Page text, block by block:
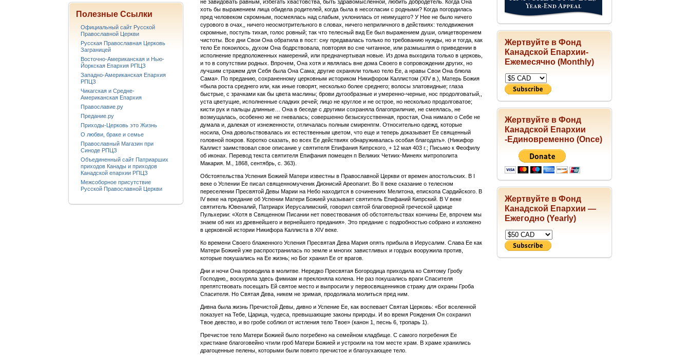
Жертвуйте в Фонд
Канадской Епархии-
Ежемесячно (Monthly)
Жертвуйте в Фонд
Канадской Епархии
-Единовременно (Once)
Жертвуйте в Фонд
Канадской Епархии —
Ежегодно (Yearly)
не завидовать равным, избегать хвастовства, быть здравомысленной, любить добродетель. Когда Она
хоть бы выражением лица обидела родителей, когда была в несогласии с родными? Когда погордилась
пред человеком скромным, посмеялась над слабым, уклонилась от неимущего? У Нее не было ничего
сурового в очах,, ничего неосмотрительного в словах, ничего неприличного в действиях: телодвижения
скромные, поступь тихая, голос ровный; так что телесный вид Ее был выражением души, олицетворением
чистоты. Все дни Свои Она обратила в пост: сну предавалась только по требованию нужды, но и тогда, как
тело Ее покоилось, духом Она бодрствовала, повторяя во сне читанное, или размышляя о приведении в
исполнение предположенных намерений, или предначертывая новые. Из дома выходила только в церковь,
и то в сопутствии родных. Впрочем, Она хотя и являлась вне дома Своего в сопровождении других, но
лучшим стражем для Себя была Она Сама; другие охраняли только тело Ее, а нравы Свои Она блюла
Сама». По преданию, сохраненному церковным историком Никифором Каллистом (XIV в.), Матерь Божия
«была роста среднего или, как иные говорят, несколько более среднего; волосы златовидные; глаза
быстрые, с зрачками как бы цвета маслины; брови дугообразные и умеренно-черные, нос продолговатый,,
уста цветущие, исполненные сладких речей; лицо не круглое и не острое, но несколько продолговатое;
кисти рук и пальцы длинные… Она в беседе с другими сохраняла благоприличие, не смеялась, не
возмущалась, особенно же не гневалась; совершенно безыскусственная, простая, Она нимало о Себе не
думала и, далекая от изнеженности, отличалась полным смиренпгм. Относительно одежд, которые
носила, Она довольствовалась их естественным цветом, что еще и теперь доказывает Ее священный
головной покров. Коротко сказать, во всех Ее действиях обнаруживалась особая благодать». (Никифор
Каллист заимствовал свое описание у святителя Епифания Кипрского, + 12 мая 403 г.; Письмо к Феофилу
об иконах. Перевод текста святителя Епифания помещен п Великих Четиих-Минеях митрополита
Макария. М., 1868, сентябрь, с. 363).
Обстоятельства Успения Божией Матери известны в Православной Церкви от времен апостольских. В I
веке о Успении Ее писал священномученик Дионисий Ареопагит. Во II веке сказание о телесном
переселении Пресвятой Девы Марии на Небо находится в сочинениях Мелитона, епископа Сардийского. В
IV веке на предание об Успении Матери Божией указывает святитель Епифаний Кипрский. В V веке
святитель Ювеналий, Патриарх Иерусалимский, говорил святой благоверной греческой царице
Пульхерии: «Хотя в Священном Писании нет повествования об обстоятельствах кончины Ее, впрочем мы
знаем об них из древнейшего и вернейшего предания». Это предание с подробностью собрано и изложено
в церковной истории Никифора Каллиста в XIV веке.
Ко времени Своего блаженного Успения Пресвятая Дева Мария опять прибыла в Иерусалим. Слава Ее как
Матери Божией уже распространилась по земле и многих завистливых и гордых вооружила против,
которые покушались на Ее жизнь; но Бог хранил Ее от врагов.
Дни и ночи Она проводила в молитве. Нередко Пресвятая Богородица приходила ко Святому Гробу
Господню,, воскуряла здесь фимиам и преклоняла колена. Не раз покушались враги Спасителя
препятствовать посещать Ей святое место и выпросили у первосвященников стражу для охраны Гроба
Спасителя. Но Святая Дева, никем не зримая, продолжала молиться пред ним.
Дивна была жизнь Пречистой Девы, дивно и Успение Ее, как воспевает Святая Церковь: «Бог вселенной
показует на Тебе, Царица, чудеса, превышающие законы природы. И во время Рождения Он сохранил
Твое девство, и во гробе соблюл от истления тело Твое» (канон 1, песнь 6, тропарь 1).
Пречистое тело Матери Божией было погребено на семейном кладбище. С самого погребения Ее
христиане благоговейно чтили гроб Матери Божией и устроили на том месте храм. В храме хранились
драгоценные пелены, которыми были повито пречистое и благоухающее тело.
Полезные Ссылки
Официальный сайт Русской
Православной Церкви
Русская Православная Церковь
Заграницей
Восточно-Американская и Нью-
Йоркская Епархия РПЦЗ
Западно-Американская Епархия
РПЦЗ
Чикагская и Средне-
Американская Епархия
Православие.ру
Предание.ру
Приходы-Церковь это Жизнь
О любви, браке и семье
Православный Магазин при
Синоде РПЦЗ
Объединенный сайт Патриарших
приходов Канады и приходов
Канадской епархии РПЦЗ
Межсоборное присутствие
Русской Православной Церкви